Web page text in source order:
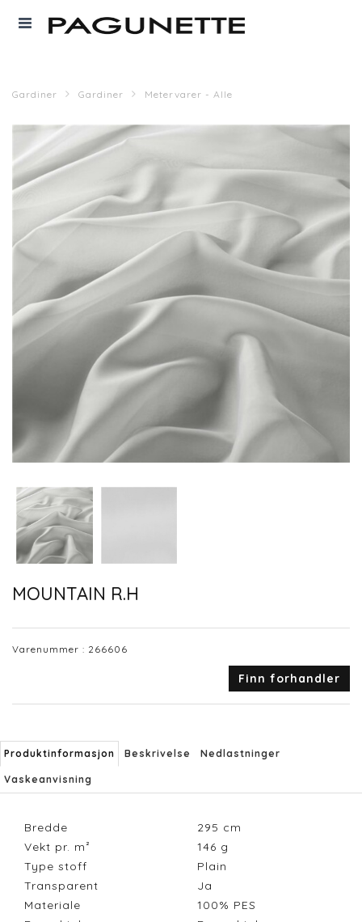
Gardiner Gardiner Metervarer - Alle
MOUNTAIN R.H
Varenummer : 266606
Finn forhandler
Produktinformasjon Beskrivelse Nedlastninger
Vaskeanvisning
Bredde 295 cm
Vekt pr. m²
146 g
Type stoff
Plain
Transparent
Ja
Materiale
100% PES